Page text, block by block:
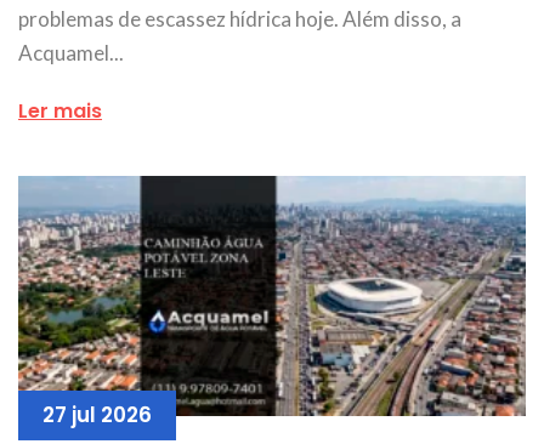
problemas de escassez hídrica hoje. Além disso, a
Acquamel...
Ler mais
27 jul 2026